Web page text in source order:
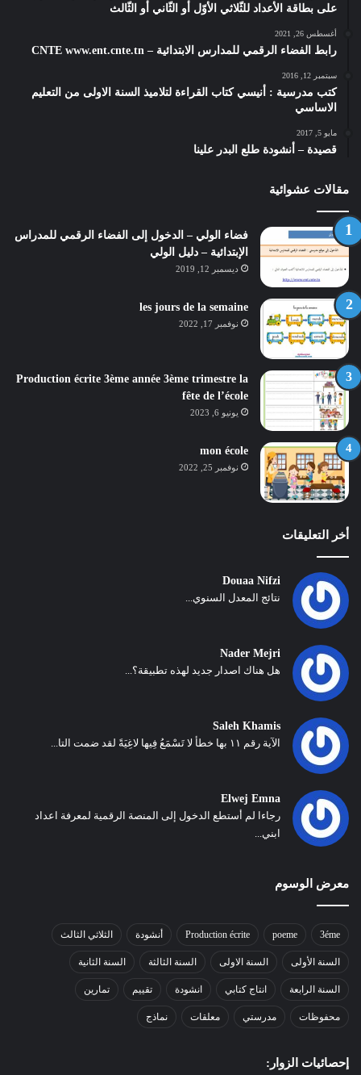
على بطاقة الأعداد للثّلاثي الأوّل أو الثّاني أو الثّالث
أغسطس 26, 2021
رابط الفضاء الرقمي للمدارس الابتدائية – CNTE www.ent.cnte.tn
سبتمبر 12, 2016
كتب مدرسية : أنيسي كتاب القراءة لتلاميذ السنة الاولى من التعليم
الاساسي
مايو 5, 2017
قصيدة – أنشودة طلع البدر علينا
مقالات عشوائية
فضاء الولي – الدخول إلى الفضاء الرقمي للمدراس
الإبتدائية – دليل الولي
ديسمبر 12, 2019
les jours de la semaine
نوفمبر 17, 2022
Production écrite 3ème année 3ème trimestre la
fête de l’école
يونيو 6, 2023
mon école
نوفمبر 25, 2022
أخر التعليقات
Douaa Nifzi
نتائج المعدل السنوي...
Nader Mejri
هل هناك اصدار جديد لهذه تطبيقة؟...
Saleh Khamis
الآية رقم ١١ بها خطأ لا تَسْمَعُ فِيها لاغِيَةً لقد ضمت التا...
Elwej Emna
رجاءا لم أستطع الدخول إلى المنصة الرقمية لمعرفة اعداد
ابني...
معرض الوسوم
3éme
poeme
Production écrite أنشودة الثلاثي الثالث
السنة الأولى السنة الاولى السنة الثالثة السنة الثانية
السنة الرابعة انتاج كتابي انشودة تقييم تمارين
محفوظات مدرستي معلقات نماذج
إحصائيات الزوار: